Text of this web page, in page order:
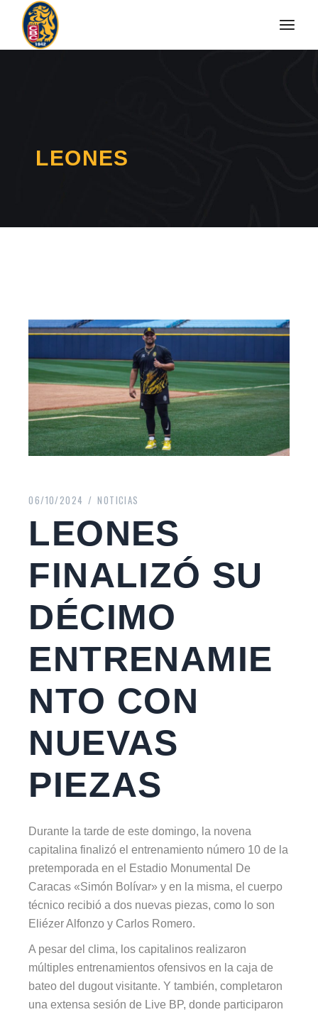
LEONES
06/10/2024 NOTICIAS
LEONES
FINALIZÓ SU
DÉCIMO
ENTRENAMIE
NTO CON
NUEVAS
PIEZAS
Durante la tarde de este domingo, la novena
capitalina finalizó el entrenamiento número 10 de la
pretemporada en el Estadio Monumental De
Caracas «Simón Bolívar» y en la misma, el cuerpo
técnico recibió a dos nuevas piezas, como lo son
Eliézer Alfonzo y Carlos Romero.
A pesar del clima, los capitalinos realizaron
múltiples entrenamientos ofensivos en la caja de
bateo del dugout visitante. Y también, completaron
una extensa sesión de Live BP, donde participaron